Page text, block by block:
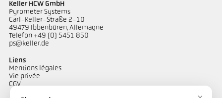
Keller HCW GmbH
Pyrometer Systems
Carl-Keller-Straße 2-10
49479 Ibbenbüren, Allemagne
Telefon +49 (0) 5451 850
ps@keller.de
Liens
Mentions légales
Vie privée
CGV